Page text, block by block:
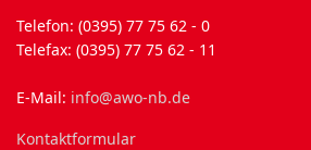
Telefon: (0395) 77 75 62 - 0
Telefax: (0395) 77 75 62 - 11
E-Mail: info@awo-nb.de
Kontaktformular